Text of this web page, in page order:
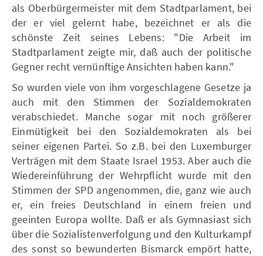
als Oberbürgermeister mit dem Stadtparlament, bei
der er viel gelernt habe, bezeichnet er als die
schönste Zeit seines Lebens: "Die Arbeit im
Stadtparlament zeigte mir, daß auch der politische
Gegner recht vernünftige Ansichten haben kann."
So wurden viele von ihm vorgeschlagene Gesetze ja
auch mit den Stimmen der Sozialdemokraten
verabschiedet. Manche sogar mit noch größerer
Einmütigkeit bei den Sozialdemokraten als bei
seiner eigenen Partei. So z.B. bei den Luxemburger
Verträgen mit dem Staate Israel 1953. Aber auch die
Wiedereinführung der Wehrpflicht wurde mit den
Stimmen der SPD angenommen, die, ganz wie auch
er, ein freies Deutschland in einem freien und
geeinten Europa wollte. Daß er als Gymnasiast sich
über die Sozialistenverfolgung und den Kulturkampf
des sonst so bewunderten Bismarck empört hatte,